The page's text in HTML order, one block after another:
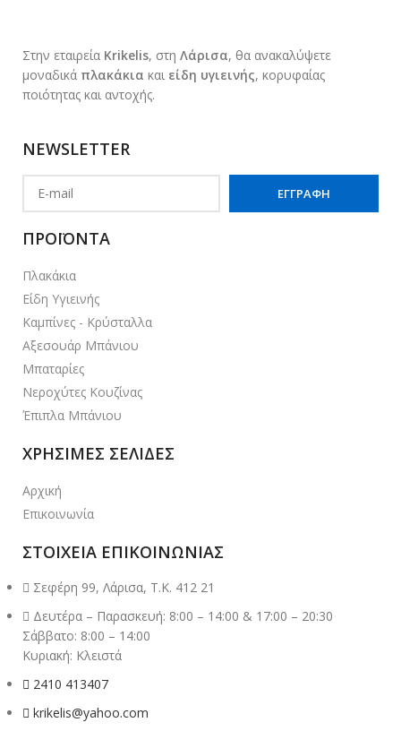
Στην εταιρεία Krikelis, στη Λάρισα, θα ανακαλύψετε
μοναδικά πλακάκια και είδη υγιεινής, κορυφαίας
ποιότητας και αντοχής.
NEWSLETTER
ΠΡΟΪΟΝΤΑ
Πλακάκια
Είδη Υγιεινής
Καμπίνες - Κρύσταλλα
Αξεσουάρ Μπάνιου
Μπαταρίες
Νεροχύτες Κουζίνας
Έπιπλα Μπάνιου
ΧΡΗΣΙΜΕΣ ΣΕΛΙΔΕΣ
Αρχική
Επικοινωνία
ΣΤΟΙΧΕΙΑ ΕΠΙΚΟΙΝΩΝΙΑΣ
Σεφέρη 99, Λάρισα, Τ.Κ. 412 21
Δευτέρα – Παρασκευή: 8:00 – 14:00 & 17:00 – 20:30
Σάββατο: 8:00 – 14:00
Κυριακή: Κλειστά
2410 413407
krikelis@yahoo.com